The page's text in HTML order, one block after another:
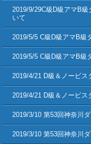
2019/9/29C級D級アマB
いて
2019/5/5 C級D級アマB級
2019/5/5 C級D級アマB級
2019/4/21 D級＆ノービス
2019/4/21 D級＆ノービス
2019/3/10 第53回神奈川
2019/3/10 第53回神奈川